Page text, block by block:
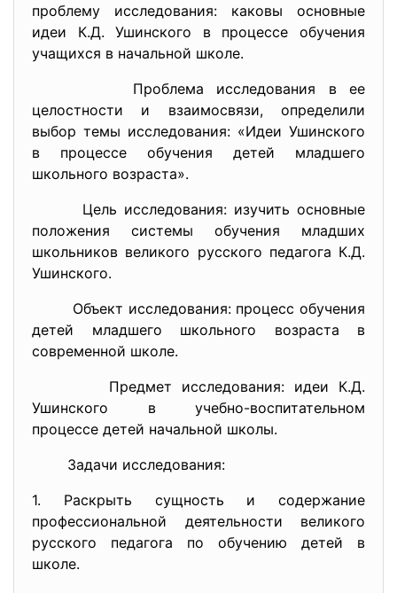
проблему исследования: каковы основные
идеи К.Д. Ушинского в процессе обучения
учащихся в начальной школе.
Проблема исследования в ее
целостности и взаимосвязи, определили
выбор темы исследования: «Идеи Ушинского
в процессе обучения детей младшего
школьного возраста».
Цель исследования: изучить основные
положения системы обучения младших
школьников великого русского педагога К.Д.
Ушинского.
Объект исследования: процесс обучения
детей младшего школьного возраста в
современной школе.
Предмет исследования: идеи К.Д.
Ушинского в учебно-воспитательном
процессе детей начальной школы.
Задачи исследования:
1. Раскрыть сущность и содержание
профессиональной деятельности великого
русского педагога по обучению детей в
школе.